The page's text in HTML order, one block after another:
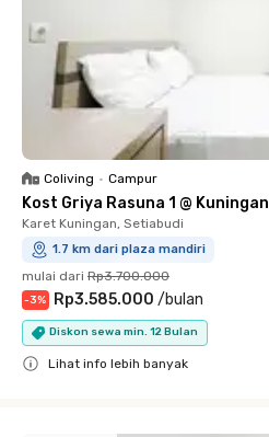
Coliving • Campur
Kost Griya Rasuna 1 @ Kuningan
Karet Kuningan, Setiabudi
1.7 km dari plaza mandiri
mulai dari Rp3.700.000
-3% Rp3.585.000 /bulan
Diskon sewa min. 12 Bulan
Lihat info lebih banyak